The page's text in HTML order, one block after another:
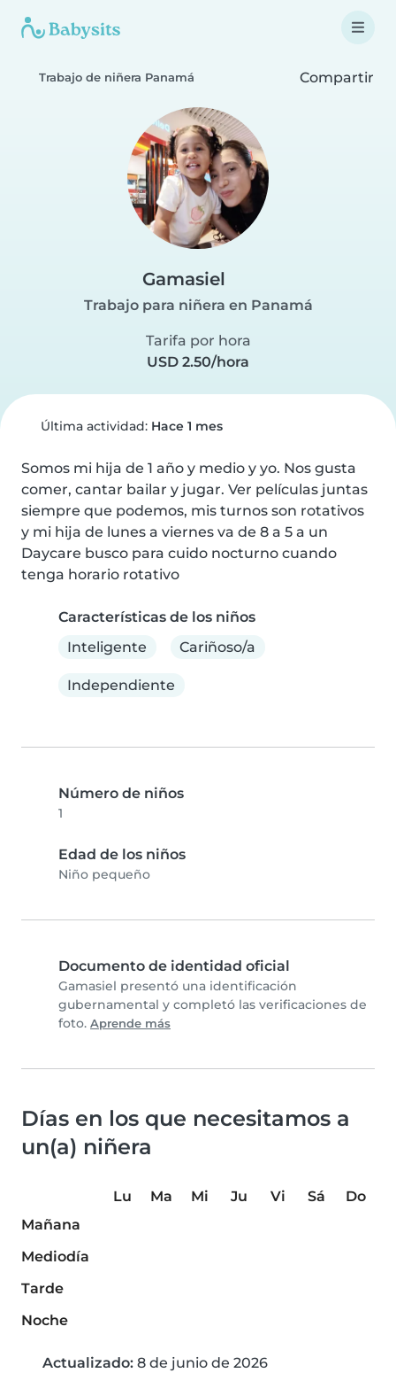
Trabajo de niñera Panamá Compartir
Gamasiel
Trabajo para niñera en Panamá
Tarifa por hora
USD 2.50/hora
Última actividad: Hace 1 mes
Somos mi hija de 1 año y medio y yo. Nos gusta
comer, cantar bailar y jugar. Ver películas juntas
siempre que podemos, mis turnos son rotativos
y mi hija de lunes a viernes va de 8 a 5 a un
Daycare busco para cuido nocturno cuando
tenga horario rotativo
Características de los niños
Inteligente
Cariñoso/a
Independiente
Número de niños
1
Edad de los niños
Niño pequeño
Documento de identidad oficial
Gamasiel presentó una identificación
gubernamental y completó las verificaciones de
foto. Aprende más
Días en los que necesitamos a
un(a) niñera
Lu Ma Mi Ju Vi Sá
Do
Mañana
Mediodía
Tarde
Noche
Actualizado: 8 de junio de 2026